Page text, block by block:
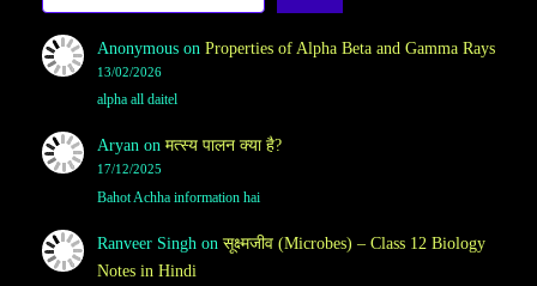
Anonymouson Properties of Alpha Beta and Gamma Rays
13/02/2026
alpha all daitel
Aryanon मत्स्य पालन क्या है?
17/12/2025
Bahot Achha information hai
Ranveer Singh on सूक्ष्मजीव (Microbes) – Class 12 Biology
Notes in Hindi